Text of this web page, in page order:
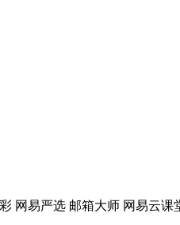
网易严选 邮箱大师 网易云课